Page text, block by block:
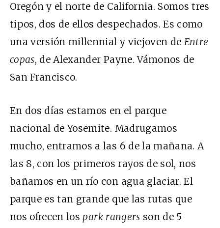
Oregón y el norte de California. Somos tres
tipos, dos de ellos despechados. Es como
una versión millennial y viejoven de Entre
copas, de Alexander Payne. Vámonos de
San Francisco.
En dos días estamos en el parque
nacional de Yosemite. Madrugamos
mucho, entramos a las 6 de la mañana. A
las 8, con los primeros rayos de sol, nos
bañamos en un río con agua glaciar. El
parque es tan grande que las rutas que
nos ofrecen los park rangers son de 5